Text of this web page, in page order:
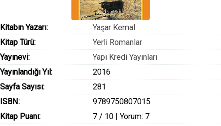
Kitabın Yazarı:
Yaşar Kemal
Kitap Türü:
Yerli Romanlar
Yayınevi:
Yapı Kredi Yayınları
Yayınlandığı Yıl:
2016
Sayfa Sayısı:
281
ISBN:
9789750807015
Kitap Puanı:
7 / 10 | Yorum: 7